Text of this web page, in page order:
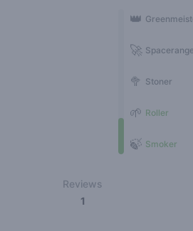
🍃 Smoker
🌱 Roller
🥦 Stoner
🚀
👑
Reviews
1